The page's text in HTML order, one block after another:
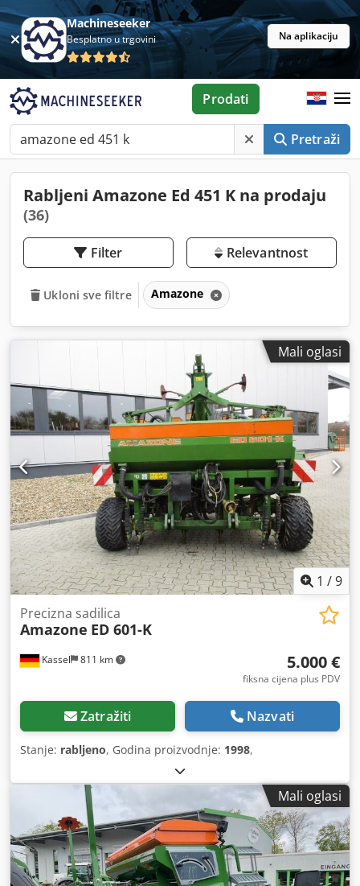
Machineseeker
Besplatno u trgovini Na aplikaciju
Pretraži
Prodati
Rabljeni Amazone Ed 451 K na prodaju
(36)
Filter Relevantnost
Ukloni sve filtre Amazone
Mali oglasi
1 /9
Kassel 811 km
Precizna sadilica
Amazone ED 601-K
5.000 €
fiksna cijena plus PDV
Zatražiti Nazvati
Stanje: rabljeno, Godina proizvodnje: 1998,
Mali oglasi